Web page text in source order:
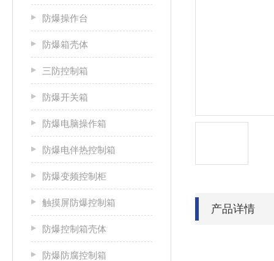
防爆操作台
防爆箱壳体
三防控制箱
防爆开关箱
防爆电脑操作箱
防爆电伴热控制箱
防爆变频控制柜
触摸屏防爆控制箱
防爆控制箱壳体
防爆防腐控制箱
产品详情